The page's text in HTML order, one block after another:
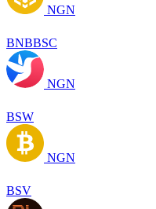
NGN
BNBBSC
NGN
BSW
NGN
BSV